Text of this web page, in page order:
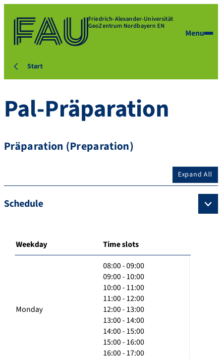
Friedrich-Alexander-Universität
GeoZentrum Nordbayern EN
Menu
Start
Pal-Präparation
Präparation (Preparation)
Expand All
Schedule
Weekday Time slots
Monday
08:00 - 09:00
09:00 - 10:00
10:00 - 11:00
11:00 - 12:00
12:00 - 13:00
13:00 - 14:00
14:00 - 15:00
15:00 - 16:00
16:00 - 17:00